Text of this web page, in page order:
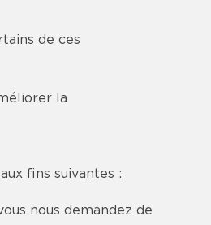
de ces
la
fins suivantes :
nous demandez de